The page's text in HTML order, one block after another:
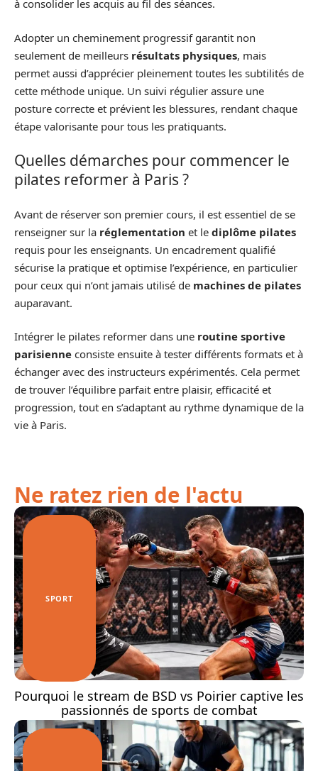
à consolider les acquis au fil des séances.
Adopter un cheminement progressif garantit non
seulement de meilleurs résultats physiques, mais
permet aussi d’apprécier pleinement toutes les subtilités de
cette méthode unique. Un suivi régulier assure une
posture correcte et prévient les blessures, rendant chaque
étape valorisante pour tous les pratiquants.
Quelles démarches pour commencer le
pilates reformer à Paris ?
Avant de réserver son premier cours, il est essentiel de se
renseigner sur la réglementation et le diplôme pilates
requis pour les enseignants. Un encadrement qualifié
sécurise la pratique et optimise l’expérience, en particulier
pour ceux qui n’ont jamais utilisé de machines de pilates
auparavant.
Intégrer le pilates reformer dans une routine sportive
parisienne consiste ensuite à tester différents formats et à
échanger avec des instructeurs expérimentés. Cela permet
de trouver l’équilibre parfait entre plaisir, efficacité et
progression, tout en s’adaptant au rythme dynamique de la
vie à Paris.
Ne ratez rien de l'actu
SPORT
Pourquoi le stream de BSD vs Poirier captive les
passionnés de sports de combat